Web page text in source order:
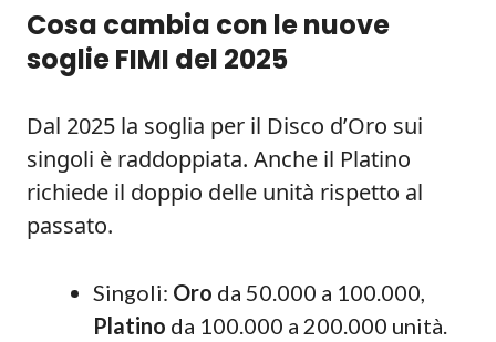
Cosa cambia con le nuove
soglie FIMI del 2025
Dal 2025 la soglia per il Disco d’Oro sui
singoli è raddoppiata. Anche il Platino
richiede il doppio delle unità rispetto al
passato.
Singoli: Oro da 50.000 a 100.000,
Platino da 100.000 a 200.000 unità.